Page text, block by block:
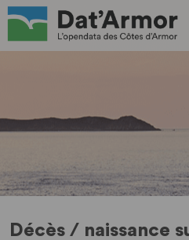
Décès / naissance